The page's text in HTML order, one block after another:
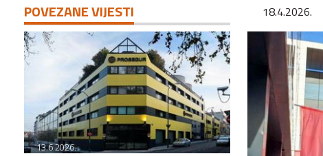
POVEZANE VIJESTI
13.6.2026.
18.4.2026.